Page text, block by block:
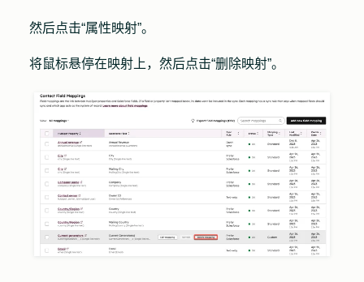
然后点击“属性映射”。
将鼠标悬停在映射上，然后点击“删除映射”。